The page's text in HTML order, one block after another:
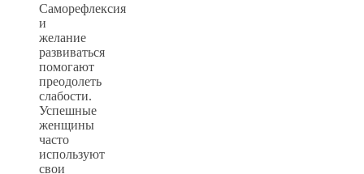
Саморефлексия
и
желание
развиваться
помогают
преодолеть
слабости.
Успешные
женщины
часто
используют
свои